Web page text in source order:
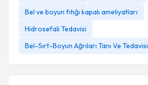
Bel ve boyun fıtığı kapalı ameliyatları
Hidrosefali Tedavisi
Bel-Sırt-Boyun Ağrıları Tanı Ve Tedavisi